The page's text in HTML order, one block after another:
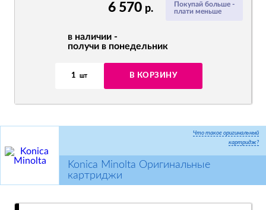
Покупай больше -
плати меньше
6 570 р.
в наличии -
получи в понедельник
1 шт В КОРЗИНУ
Что такое оригинальный
картридж?
Konica Minolta Оригинальные
картриджи